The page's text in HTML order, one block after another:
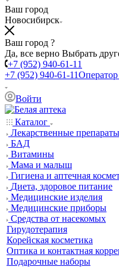
Ваш город
Новосибирск
Ваш город ?
Да, все верно Выбрать
+7 (952) 940-61-11
+7 (952) 940-61-11Оператор
Войти
Каталог
Лекарственные препараты
БАД
Витамины
Мама и малыш
Гигиена и аптечная
Диета, здоровое питание
Медицинские изделия
Медицинские приборы
Средства от насекомых
Гирудотерапия
Корейская косметика
Оптика и контактная
Подарочные наборы